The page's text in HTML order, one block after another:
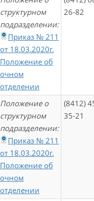
структурном
подразделении:
Приказ № 211
от 18.03.2020г.
Положение об
очном
отделении
26-82
Положение о
структурном
подразделении:
Приказ № 211
от 18.03.2020г.
Положение об
очном
отделении
(8412)
35-21